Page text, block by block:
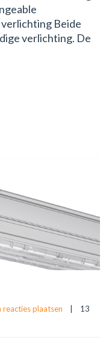
Beide
verlichting. De
reacties plaatsen
    |    13